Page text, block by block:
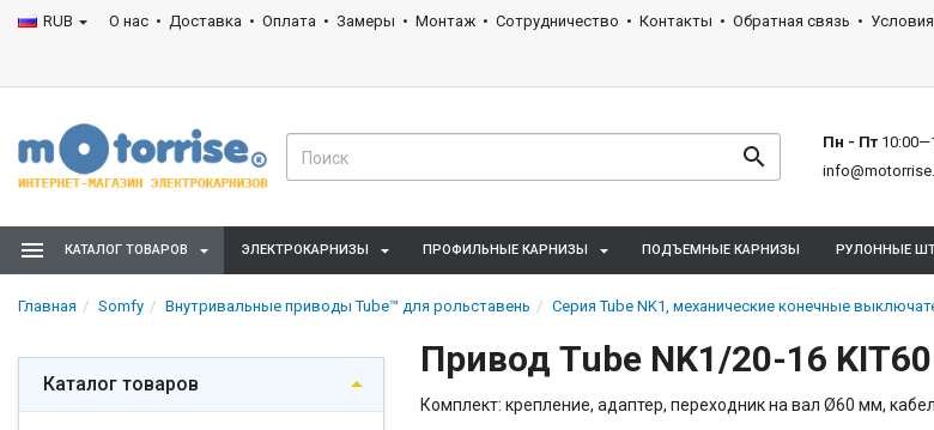
RUB О нас Доставка Оплата Замеры Монтаж Сотрудничество Контакты Обратная связь
Пн - Пт
КАТАЛОГ ТОВАРОВ ЭЛЕКТРОКАРНИЗЫ ПРОФИЛЬНЫЕ КАРНИЗЫ ПОДЪЕМНЫЕ КАРНИЗЫ РУЛОННЫЕ
Главная Somfy Внутривальные приводы Tube™ для рольставень Cерия Tube NK1, механические конечные
Каталог товаров
Привод Tube NK1/20-16 KIT60
Комплект: крепление, адаптер, переходник на вал Ø60 мм,